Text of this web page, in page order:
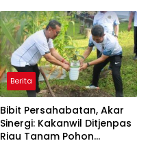
Berita
Bibit Persahabatan, Akar
Sinergi: Kakanwil Ditjenpas
Riau Tanam Pohon